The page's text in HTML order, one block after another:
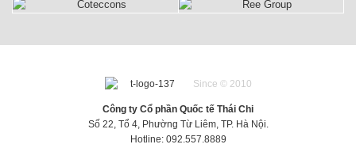
Since © 2010
Công ty Cổ phần Quốc tế Thái Chi
Số 22, Tổ 4, Phường Từ Liêm, TP. Hà Nội.
Hotline: 092.557.8889